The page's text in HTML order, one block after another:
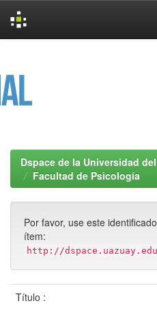
Dspace de la Universidad
Facultad de Psicología
Por favor, use este
ítem:
http://
Título :